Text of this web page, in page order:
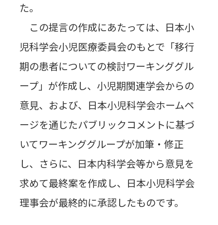
た。
この提言の作成にあたっては、日本小
児科学会小児医療委員会のもとで「移行
期の患者についての検討ワーキンググル
ープ」が作成し、小児期関連学会からの
意見、および、日本小児科学会ホームペ
ージを通じたパブリックコメントに基づ
いてワーキンググループが加筆・修正
し、さらに、日本内科学会等から意見を
求めて最終案を作成し、日本小児科学会
理事会が最終的に承認したものです。